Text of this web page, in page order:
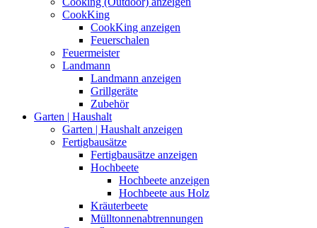
CookKing
CookKing anzeigen
Feuerschalen
Feuermeister
Landmann
Landmann anzeigen
Grillgeräte
Zubehör
Garten | Haushalt
Garten | Haushalt anzeigen
Fertigbausätze
Fertigbausätze anzeigen
Hochbeete
Hochbeete anzeigen
Hochbeete aus Holz
Kräuterbeete
Mülltonnenabtrennungen